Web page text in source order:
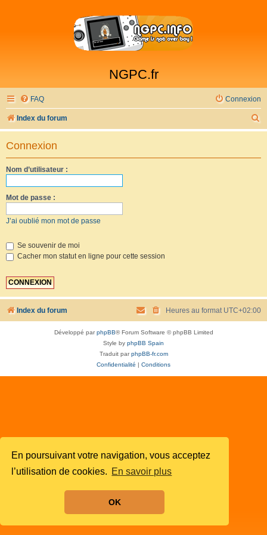
En poursuivant votre navigation, vous acceptez
l’utilisation de cookies. En savoir plus
OK
NGPC.fr
FAQ Connexion
Index du forum
e
Connexion
Nom d’utilisateur :
Mot de passe :
J’ai oublié mon mot de passe
Se souvenir de moi
Cacher mon statut en ligne pour cette session
Index du forum Heures au format UTC+02:00
Développé parphpBB® Forum Software © phpBB Limited
Style by phpBB Spain
Traduit parphpBB-fr.com
Confidentialité
Conditions